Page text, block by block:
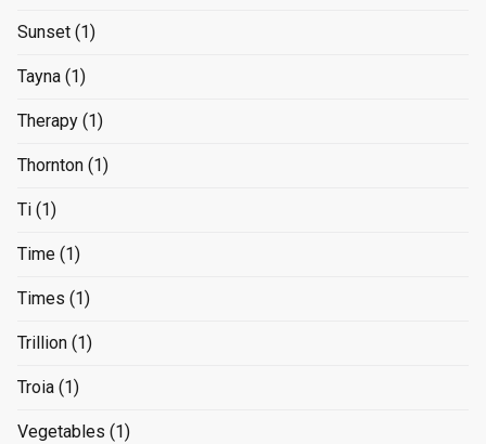
Sunset (1)
Tayna (1)
Therapy (1)
Thornton (1)
Ti (1)
Time (1)
Times (1)
Trillion (1)
Troia (1)
Vegetables (1)